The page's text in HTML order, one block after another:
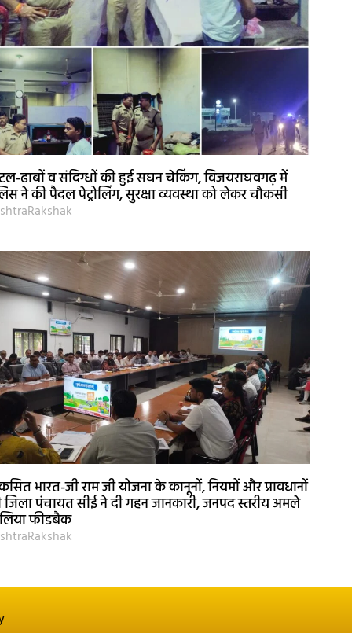
ढाबों व संदिग्धों की हुई सघन चेकिंग, विजयराघवगढ़ में
ने की पैदल पेट्रोलिंग, सुरक्षा व्यवस्था को लेकर चौकसी
भारत-जी राम जी योजना के कानूनों, नियमों और प्रावधानों
जिला पंचायत सीई ने दी गहन जानकारी, जनपद स्तरीय अमले
फीडबैक